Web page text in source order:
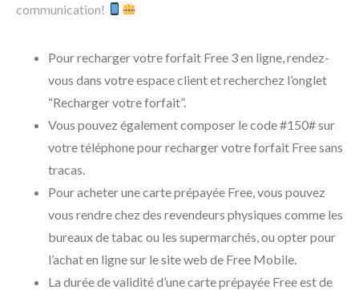
communication!
Pour recharger votre forfait Free 3 en ligne, rendez-
vous dans votre espace client et recherchez l’onglet
“Recharger votre forfait”.
Vous pouvez également composer le code #150# sur
votre téléphone pour recharger votre forfait Free sans
tracas.
Pour acheter une carte prépayée Free, vous pouvez
vous rendre chez des revendeurs physiques comme les
bureaux de tabac ou les supermarchés, ou opter pour
l’achat en ligne sur le site web de Free Mobile.
La durée de validité d’une carte prépayée Free est de